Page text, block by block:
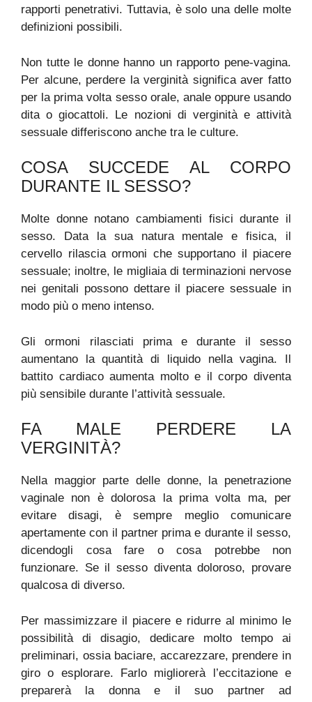
rapporti penetrativi. Tuttavia, è solo una delle molte
definizioni possibili.
Non tutte le donne hanno un rapporto pene-vagina.
Per alcune, perdere la verginità significa aver fatto
per la prima volta sesso orale, anale oppure usando
dita o giocattoli. Le nozioni di verginità e attività
sessuale differiscono anche tra le culture.
COSA SUCCEDE AL CORPO
DURANTE IL SESSO?
Molte donne notano cambiamenti fisici durante il
sesso. Data la sua natura mentale e fisica, il
cervello rilascia ormoni che supportano il piacere
sessuale; inoltre, le migliaia di terminazioni nervose
nei genitali possono dettare il piacere sessuale in
modo più o meno intenso.
Gli ormoni rilasciati prima e durante il sesso
aumentano la quantità di liquido nella vagina. Il
battito cardiaco aumenta molto e il corpo diventa
più sensibile durante l’attività sessuale.
FA MALE PERDERE LA
VERGINITÀ?
Nella maggior parte delle donne, la penetrazione
vaginale non è dolorosa la prima volta ma, per
evitare disagi, è sempre meglio comunicare
apertamente con il partner prima e durante il sesso,
dicendogli cosa fare o cosa potrebbe non
funzionare. Se il sesso diventa doloroso, provare
qualcosa di diverso.
Per massimizzare il piacere e ridurre al minimo le
possibilità di disagio, dedicare molto tempo ai
preliminari, ossia baciare, accarezzare, prendere in
giro o esplorare. Farlo migliorerà l’eccitazione e
preparerà la donna e il suo partner ad